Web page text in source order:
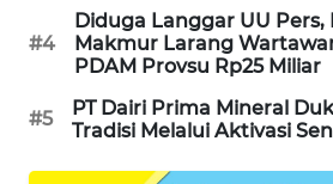
#4
Diduga Langgar UU Pers,
Makmur Larang
PDAM Provsu Rp25 Miliar
#5
PT Dairi Prima Mineral
Tradisi Melalui Aktivasi
NEWS
GARONGGANG
NEWS